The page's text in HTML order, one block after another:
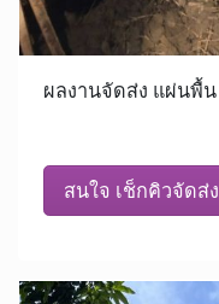
ผลงานจัดส่ง แผ่นพื้น
สนใจ เช็กคิวจัดส่ง